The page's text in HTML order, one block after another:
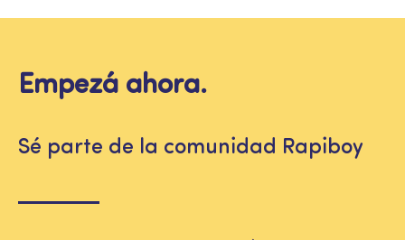
Empezá ahora.
Sé parte de la comunidad Rapiboy